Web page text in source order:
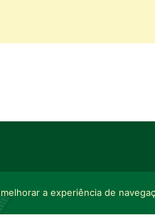
a experiência de